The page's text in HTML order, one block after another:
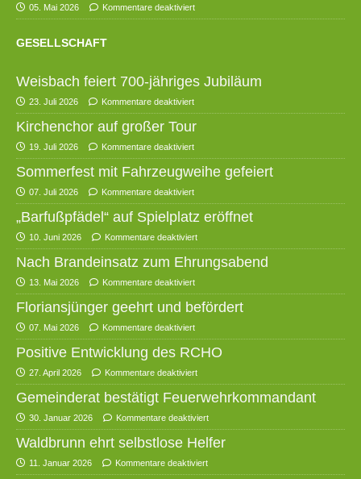
05. Mai 2026 Kommentare deaktiviert
GESELLSCHAFT
Weisbach feiert 700-jähriges Jubiläum
23. Juli 2026 Kommentare deaktiviert
Kirchenchor auf großer Tour
19. Juli 2026 Kommentare deaktiviert
Sommerfest mit Fahrzeugweihe gefeiert
07. Juli 2026 Kommentare deaktiviert
„Barfußpfädel“ auf Spielplatz eröffnet
10. Juni 2026 Kommentare deaktiviert
Nach Brandeinsatz zum Ehrungsabend
13. Mai 2026 Kommentare deaktiviert
Floriansjünger geehrt und befördert
07. Mai 2026 Kommentare deaktiviert
Positive Entwicklung des RCHO
27. April 2026 Kommentare deaktiviert
Gemeinderat bestätigt Feuerwehrkommandant
30. Januar 2026 Kommentare deaktiviert
Waldbrunn ehrt selbstlose Helfer
11. Januar 2026 Kommentare deaktiviert